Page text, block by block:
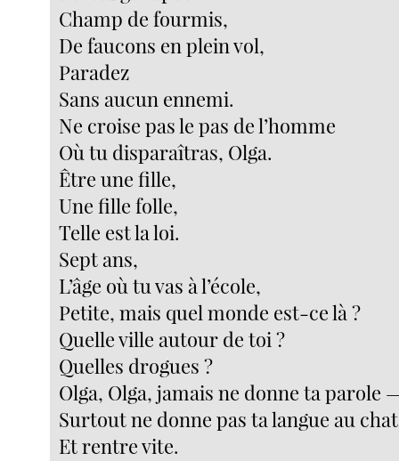
Champ de fourmis,
De faucons en plein vol,
Paradez
Sans aucun ennemi.
Ne croise pas le pas de l’homme
Où tu disparaîtras, Olga.
Être une fille,
Une fille folle,
Telle est la loi.
Sept ans,
L’âge où tu vas à l’école,
Petite, mais quel monde est-ce là ?
Quelle ville autour de toi ?
Quelles drogues ?
Olga, Olga, jamais ne donne ta parole
Surtout ne donne pas ta langue au
Et rentre vite.